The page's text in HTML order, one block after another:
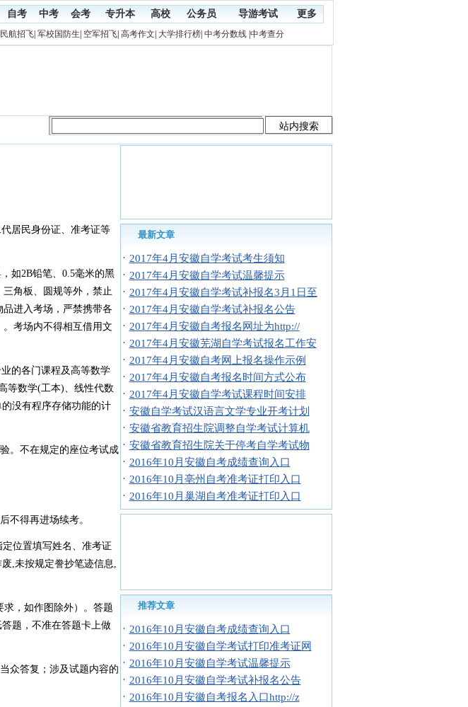
自考 中考 会考 专升本 高校 公务员 导游考试 更多
航招飞| 军校国防生 空军招飞| 高考作文 大学排行榜| 中考分数线| 中考查分
居民身份证、准考证等
如2B铅笔、0.5毫米的黑
角板、圆规等外，禁止
进入考场，严禁携带各
考场内不得相互借用文
的各门课程及高等数学
等数学(工本)、线性代数
没有程序存储功能的计
。不在规定的座位考试成
不得再进场续考。
位置填写姓名、准考证
,未按规定誊抄笔迹信息,
求，如作图除外）。答题
题，不准在答题卡上做
众答复；涉及试题内容的
最新文章
· 2017年4月安徽自学考试考生须知
· 2017年4月安徽自学考试温馨提示
· 2017年4月安徽自学考试补报名3月1日至
· 2017年4月安徽自学考试补报名公告
· 2017年4月安徽自考报名网址为http://
· 2017年4月安徽芜湖自学考试报名工作安
· 2017年4月安徽自考网上报名操作示例
· 2017年4月安徽自考报名时间方式公布
· 2017年4月安徽自学考试课程时间安排
· 安徽自学考试汉语言文学专业开考计划
· 安徽省教育招生院调整自学考试计算机
· 安徽省教育招生院关于停考自学考试物
· 2016年10月安徽自考成绩查询入口
· 2016年10月亳州自考准考证打印入口
· 2016年10月巢湖自考准考证打印入口
推荐文章
· 2016年10月安徽自考成绩查询入口
· 2016年10月安徽自学考试打印准考证网
· 2016年10月安徽自学考试温馨提示
· 2016年10月安徽自学考试补报名公告
· 2016年10月安徽自考报名入口http://z